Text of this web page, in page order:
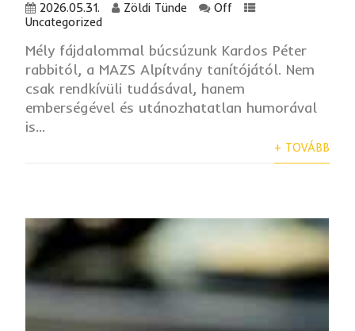
2026.05.31. Zöldi Tünde
Off
Uncategorized
Mély fájdalommal búcsúzunk Kardos Péter
rabbitól, a MAZS Alpítvány tanítójától. Nem
csak rendkívüli tudásával, hanem
emberségével és utánozhatatlan humorával
is...
+ TOVÁBB